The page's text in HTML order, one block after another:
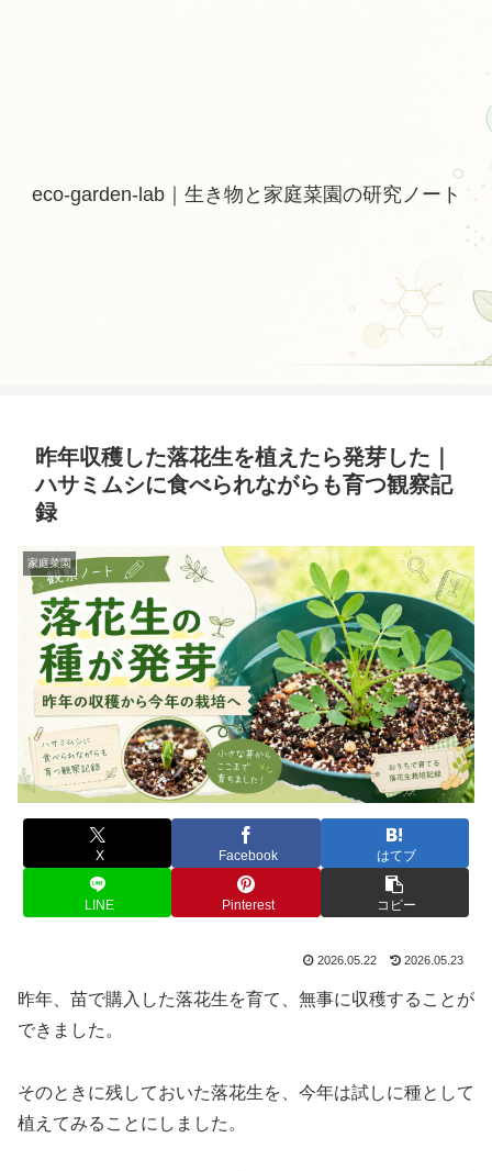
eco-garden-lab｜生き物と家庭菜園の研究ノート
昨年収穫した落花生を植えたら発芽した｜
ハサミムシに食べられながらも育つ観察記
録
家庭菜園
X Facebook はてブ
LINE Pinterest コピー
2026.05.22 2026.05.23
昨年、苗で購入した落花生を育て、無事に収穫することが
できました。
そのときに残しておいた落花生を、今年は試しに種として
植えてみることにしました。